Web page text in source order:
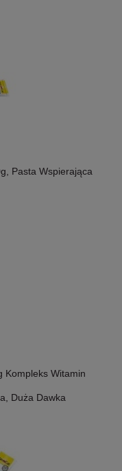
Pasta Wspierająca
Kompleks Witamin
Duża Dawka